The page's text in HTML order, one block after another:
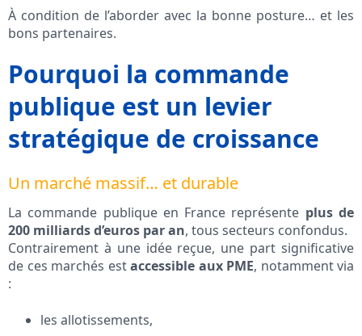
À condition de l’aborder avec la bonne posture… et les
bons partenaires.
Pourquoi la commande
publique est un levier
stratégique de croissance
Un marché massif… et durable
La commande publique en France représente plus de
200 milliards d’euros par an, tous secteurs confondus.
Contrairement à une idée reçue, une part significative
de ces marchés estaccessible aux PME, notamment via
:
les allotissements,